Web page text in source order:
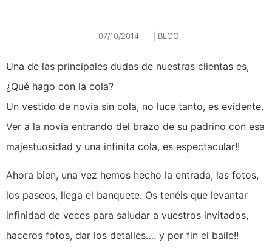
07/10/2014 BLOG
Una de las principales dudas de nuestras clientas es,
¿Qué hago con la cola?
Un vestido de novia sin cola, no luce tanto, es evidente.
Ver a la novia entrando del brazo de su padrino con esa
majestuosidad y una infinita cola, es espectacular!!
Ahora bien, una vez hemos hecho la entrada, las fotos,
los paseos, llega el banquete. Os tenéis que levantar
infinidad de veces para saludar a vuestros invitados,
haceros fotos, dar los detalles…. y por fin el baile!!